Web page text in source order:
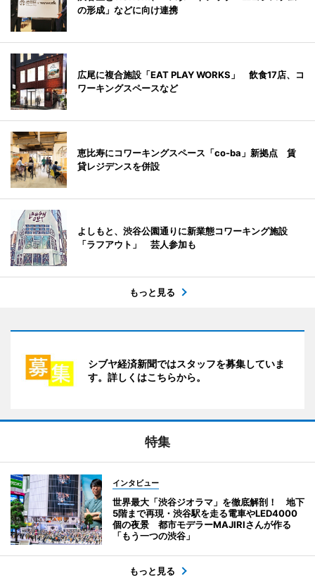
の形成」などに向け連携
広尾に複合施設「EAT PLAY WORKS」 飲食17店、コ
ワーキングスペースなど
恵比寿にコワーキングスペース「co-ba」新拠点 賃
貸レジデンスを併設
よしもと、渋谷公園通りに新業態コワーキング施設
「ラフアウト」 芸人参加も
もっと見る
シブヤ経済新聞ではスタッフを募集していま
す。詳しくはこちらから。
特集
インタビュー
世界最大「渋谷ジオラマ」を徹底解剖！ 地下
5階まで再現・渋谷駅を走る電車やLED4000
個の夜景 都市モデラーMAJIRIさんが作る
「もう一つの渋谷」
もっと見る